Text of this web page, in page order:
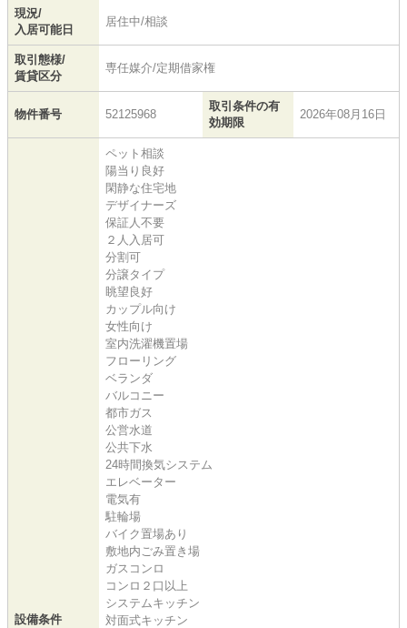
現況/
入居可能日
居住中/相談
取引態様/
賃貸区分
専任媒介/定期借家権
物件番号 52125968
取引条件の有
効期限
2026年08月16日
設備条件
ペット相談
陽当り良好
閑静な住宅地
デザイナーズ
保証人不要
２人入居可
分割可
分譲タイプ
眺望良好
カップル向け
女性向け
室内洗濯機置場
フローリング
ベランダ
バルコニー
都市ガス
公営水道
公共下水
24時間換気システム
エレベーター
電気有
駐輪場
バイク置場あり
敷地内ごみ置き場
ガスコンロ
コンロ２口以上
システムキッチン
対面式キッチン